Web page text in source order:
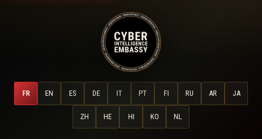
FR EN ES DE IT PT FI RU AR JA
ZH HE HI KO NL